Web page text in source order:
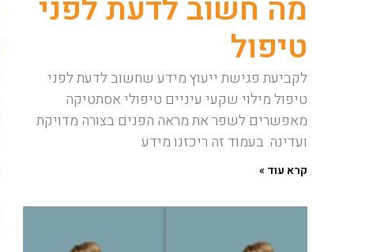
מה חשוב לדעת לפני
טיפול
לקביעת פגישת ייעוץ מידע שחשוב לדעת לפני
טיפול מילוי שקעי עיניים טיפולי אסתטיקה
מאפשרים לשפר את מראה הפנים בצורה מדויקת
ועדינה. בעמוד זה ריכזנו מידע
קרא עוד »